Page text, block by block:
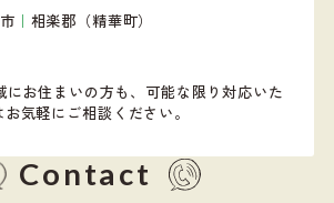
｜ 相楽郡（精華町）
にお住まいの方も、可能な限り対応いた
お気軽にご相談ください。
Contact